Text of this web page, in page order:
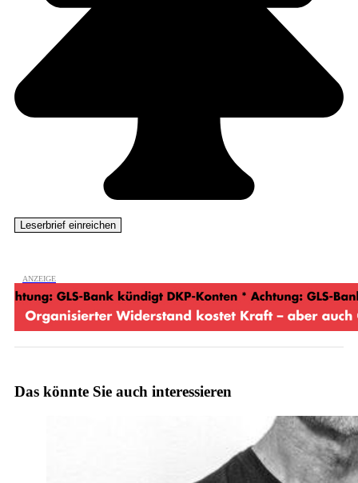
Das könnte Sie auch interessieren